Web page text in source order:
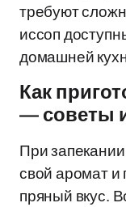
требуют
иссоп
домашней
Как
— советы
При
свой аромат
пряный вкус.